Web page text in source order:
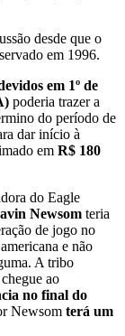
desde que o
em 1996.
em 1º de
poderia trazer a
do período de
dar início à
em R$ 180
do Eagle
Newsom teria
de jogo no
e não
A tribo
ao
no final do
Newsom terá um